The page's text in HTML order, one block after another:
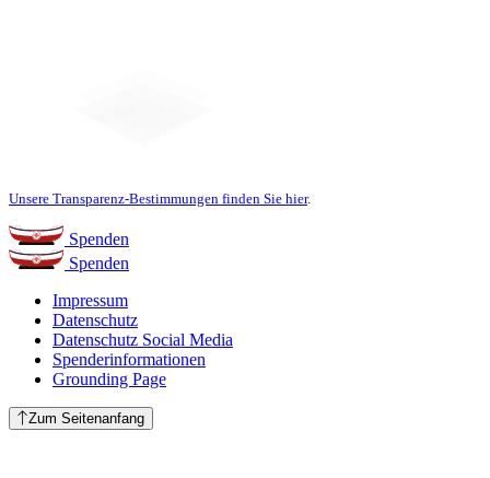
Unsere Transparenz-Bestimmungen finden Sie hier.
Spenden
Spenden
Impressum
Datenschutz
Datenschutz Social Media
Spenderinformationen
Grounding Page
Zum Seitenanfang